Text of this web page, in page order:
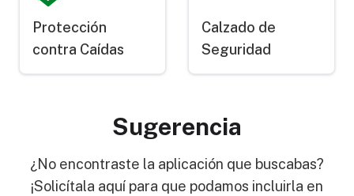
Protección
contra Caídas
Calzado de
Seguridad
Sugerencia
¿No encontraste la aplicación que buscabas?
¡Solicítala aquí para que podamos incluirla en